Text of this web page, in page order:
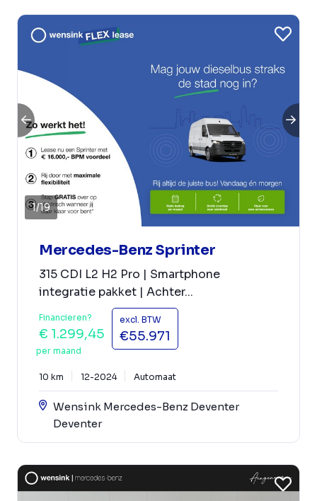
1/19
Mercedes-Benz Sprinter
315 CDI L2 H2 Pro | Smartphone
integratie pakket | Achter...
Financieren?
€ 1.299,45
per maand
excl. BTW
€55.971
10 km 12-2024 Automaat
Wensink Mercedes-Benz Deventer
Deventer